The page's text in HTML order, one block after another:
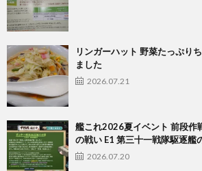
リンガーハット 野菜たっぷり
ました
2026.07.21
艦これ2026夏イベント 前段作
の戦い E1 第三十一戦隊駆逐艦
2026.07.20